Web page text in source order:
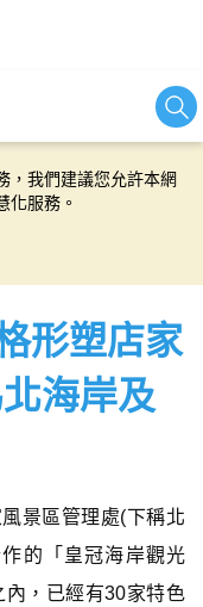
站服務，並有助於為
，我們建議您允許本網
化服務。
形塑店家
海岸及
景區管理處(下稱北
的「皇冠海岸觀光
，已經有30家特色